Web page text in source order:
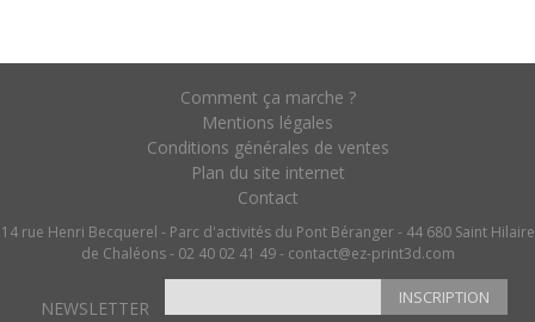
Comment ça marche ?
Mentions légales
Conditions générales de ventes
Plan du site internet
Contact
14 rue Henri Becquerel - Parc d'activités du Pont Béranger - 44 680 Saint Hilaire
de Chaléons - 02 40 02 41 49 - contact@ez-print3d.com
NEWSLETTER INSCRIPTION